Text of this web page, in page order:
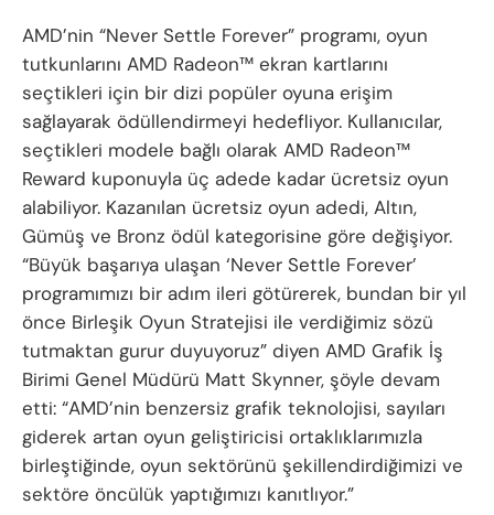
AMD’nin “Never Settle Forever” programı, oyun
tutkunlarını AMD Radeon™ ekran kartlarını
seçtikleri için bir dizi popüler oyuna erişim
sağlayarak ödüllendirmeyi hedefliyor. Kullanıcılar,
seçtikleri modele bağlı olarak AMD Radeon™
Reward kuponuyla üç adede kadar ücretsiz oyun
alabiliyor. Kazanılan ücretsiz oyun adedi, Altın,
Gümüş ve Bronz ödül kategorisine göre değişiyor.
“Büyük başarıya ulaşan ‘Never Settle Forever’
programımızı bir adım ileri götürerek, bundan bir yıl
önce Birleşik Oyun Stratejisi ile verdiğimiz sözü
tutmaktan gurur duyuyoruz” diyen AMD Grafik İş
Birimi Genel Müdürü Matt Skynner, şöyle devam
etti: “AMD’nin benzersiz grafik teknolojisi, sayıları
giderek artan oyun geliştiricisi ortaklıklarımızla
birleştiğinde, oyun sektörünü şekillendirdiğimizi ve
sektöre öncülük yaptığımızı kanıtlıyor.”